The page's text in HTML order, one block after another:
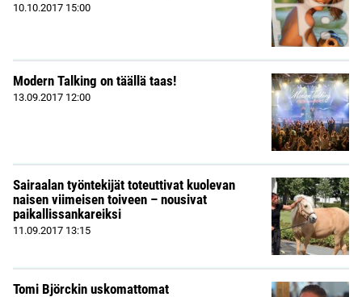
10.10.2017 15:00
Modern Talking on täällä taas!
13.09.2017 12:00
Sairaalan työntekijät toteuttivat kuolevan
naisen viimeisen toiveen – nousivat
paikallissankareiksi
11.09.2017 13:15
Tomi Björckin uskomattomat